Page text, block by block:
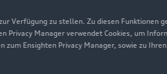
Verfügung zu stellen. Zu diesen Funktionen
Manager verwendet Cookies, um
Ensighten Privacy Manager, sowie zu